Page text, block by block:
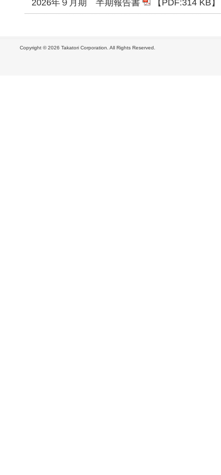
2026年９月期 半期報告書 【PDF:314 KB 】
Copyright ©2026 Takatori Corporation. All Rights Reserved.